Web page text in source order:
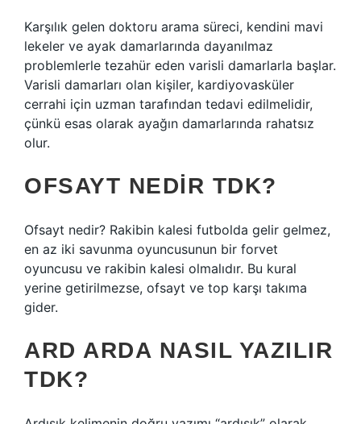
Karşılık gelen doktoru arama süreci, kendini mavi
lekeler ve ayak damarlarında dayanılmaz
problemlerle tezahür eden varisli damarlarla başlar.
Varisli damarları olan kişiler, kardiyovasküler
cerrahi için uzman tarafından tedavi edilmelidir,
çünkü esas olarak ayağın damarlarında rahatsız
olur.
OFSAYT NEDIR TDK?
Ofsayt nedir? Rakibin kalesi futbolda gelir gelmez,
en az iki savunma oyuncusunun bir forvet
oyuncusu ve rakibin kalesi olmalıdır. Bu kural
yerine getirilmezse, ofsayt ve top karşı takıma
gider.
ARD ARDA NASIL YAZILIR
TDK?